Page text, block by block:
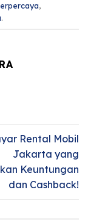
,
.
Rental Mobil
Jakarta yang
Keuntungan
dan Cashback!